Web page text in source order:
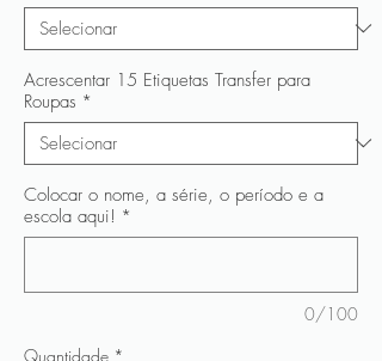
Acrescentar 15 Etiquetas Transfer para
Roupas *
Colocar o nome, a série, o período e a
escola aqui! *
0/100
Quantidade *